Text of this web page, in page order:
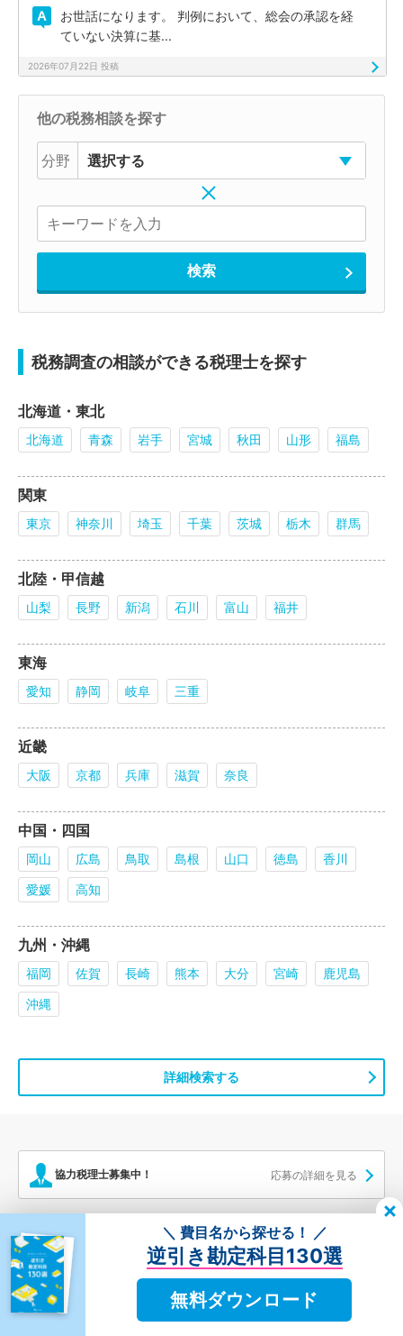
お世話になります。 判例において、総会の承認を経
ていない決算に基...
2026年07月22日 投稿
他の税務相談を探す
分野
税務調査の相談ができる税理士を探す
北海道・東北
北海道 青森 岩手 宮城 秋田 山形 福島
関東
東京 神奈川 埼玉 千葉 茨城 栃木 群馬
北陸・甲信越
山梨 長野 新潟 石川 富山 福井
東海
愛知 静岡 岐阜 三重
近畿
大阪 京都 兵庫 滋賀 奈良
中国・四国
岡山 広島 鳥取 島根 山口 徳島
香川
愛媛
高知
九州・沖縄
福岡 佐賀 長崎 熊本 大分 宮崎
鹿児島
沖縄
詳細検索する
協力税理士募集中！ 応募の詳細を見る
ライター募集中！ 応募の詳細を見る
＼ 費目名から探せる！ ／
逆引き勘定科目130選
無料ダウンロード
税務調査 税務調査のハウツー